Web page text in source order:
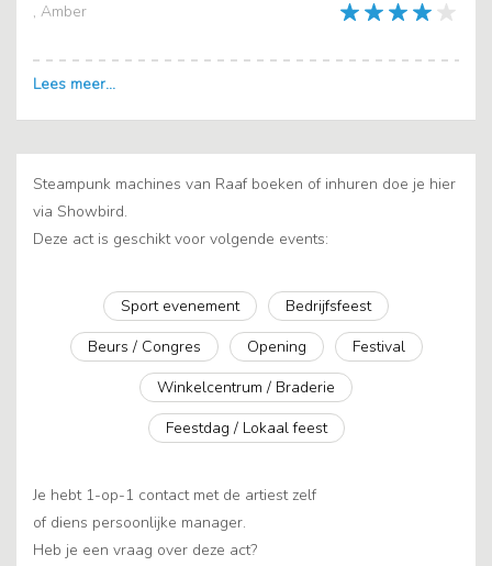
, Amber
Steampunk machines van Raaf boeken of inhuren doe je hier
via Showbird.
Deze act is geschikt voor volgende events:
Sport evenement
Bedrijfsfeest
Beurs / Congres
Opening
Festival
Winkelcentrum / Braderie
Feestdag / Lokaal feest
Je hebt 1-op-1 contact met de artiest zelf
of diens persoonlijke manager.
Heb je een vraag over deze act?